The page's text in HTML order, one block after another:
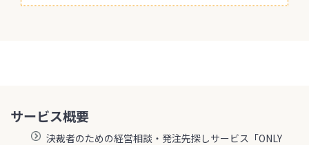
サービス概要
決裁者のための経営相談・発注先探しサービス「ONLY